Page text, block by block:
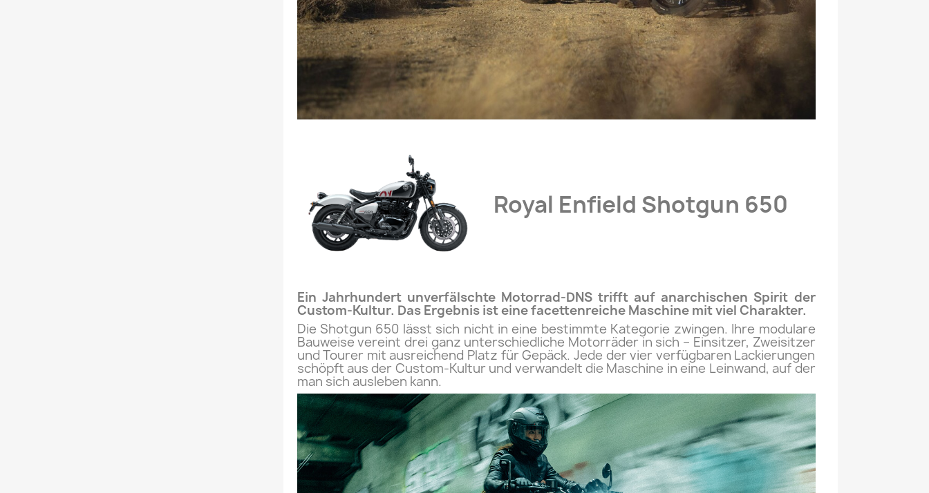
Royal Enfield Shotgun 650
Ein Jahrhundert unverfälschte Motorrad-DNS trifft auf anarchischen Spirit der
Custom-Kultur. Das Ergebnis ist eine facettenreiche Maschine mit viel Charakter.
Die Shotgun 650 lässt sich nicht in eine bestimmte Kategorie zwingen. Ihre modulare
Bauweise vereint drei ganz unterschiedliche Motorräder in sich – Einsitzer, Zweisitzer
und Tourer mit ausreichend Platz für Gepäck. Jede der vier verfügbaren Lackierungen
schöpft aus der Custom-Kultur und verwandelt die Maschine in eine Leinwand, auf der
man sich ausleben kann.